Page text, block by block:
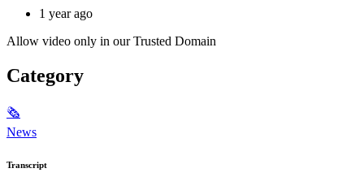
1 year ago
Allow video only in our Trusted Domain
Category
🗞
News
Transcript